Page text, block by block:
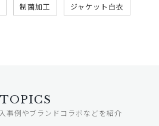
制菌加工 ジャケット白衣
TOPICS
事例やブランドコラボなどを紹介